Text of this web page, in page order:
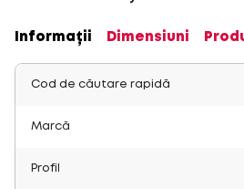
Informații Dimensiuni
Cod de căutare rapidă
Marcă
Profil